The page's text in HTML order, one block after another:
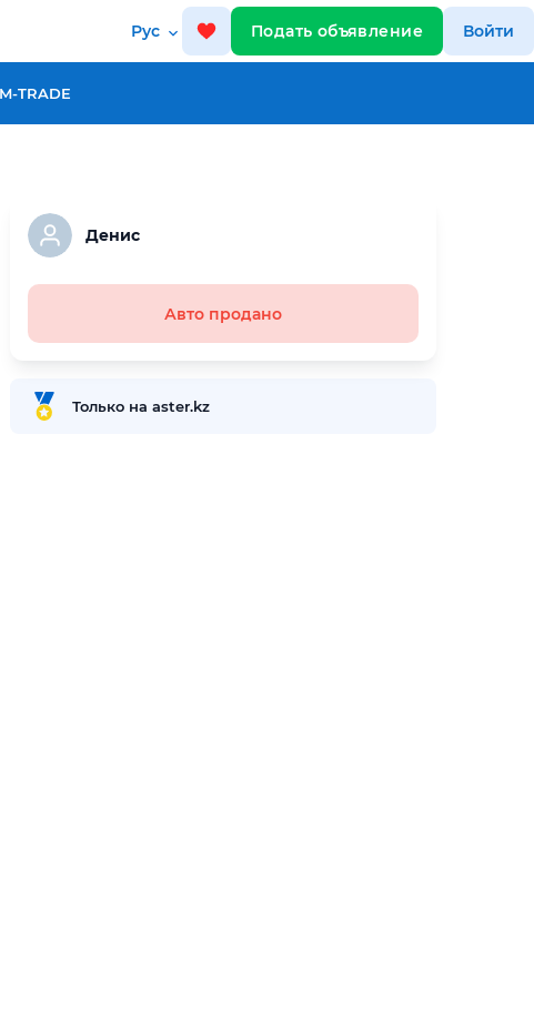
Рус Подать объявление Войти
TRADE
Денис
Авто продано
Только на aster.kz